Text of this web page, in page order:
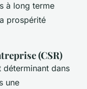
à long terme
prospérité
(CSR)
déterminant dans
une